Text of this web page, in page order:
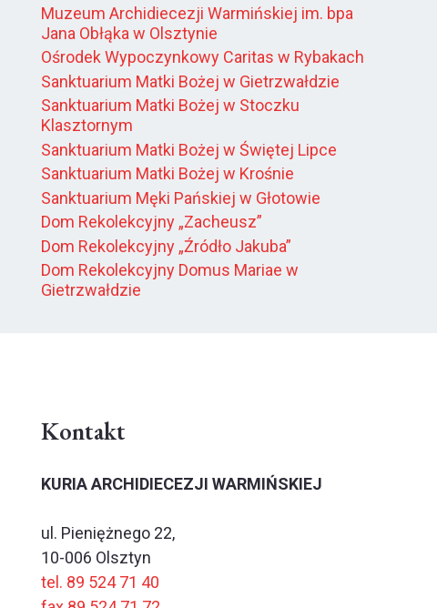
Muzeum Archidiecezji Warmińskiej im. bpa
Jana Obłąka w Olsztynie
Ośrodek Wypoczynkowy Caritas w Rybakach
Sanktuarium Matki Bożej w Gietrzwałdzie
Sanktuarium Matki Bożej w Stoczku
Klasztornym
Sanktuarium Matki Bożej w Świętej Lipce
Sanktuarium Matki Bożej w Krośnie
Sanktuarium Męki Pańskiej w Głotowie
Dom Rekolekcyjny „Zacheusz”
Dom Rekolekcyjny „Źródło Jakuba”
Dom Rekolekcyjny Domus Mariae w
Gietrzwałdzie
Kontakt
KURIA ARCHIDIECEZJI WARMIŃSKIEJ
ul. Pieniężnego 22,
10-006 Olsztyn
tel. 89 524 71 40